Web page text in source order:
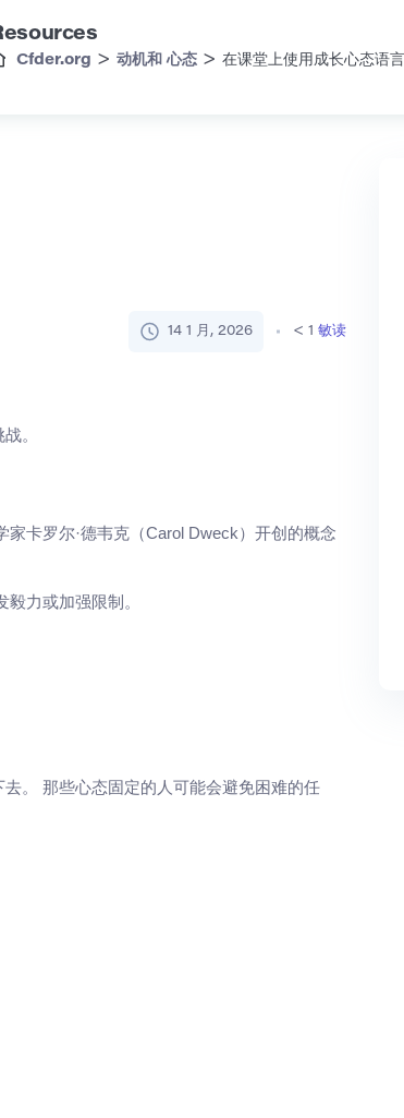
Cfder.org > 动机和 心态 > 在课堂上使用成长心态语言
14 1 月, 2026 < 1 敏读
。
卡罗尔·德韦克（Carol Dweck）开创的概念
力或加强限制。
。 那些心态固定的人可能会避免困难的任